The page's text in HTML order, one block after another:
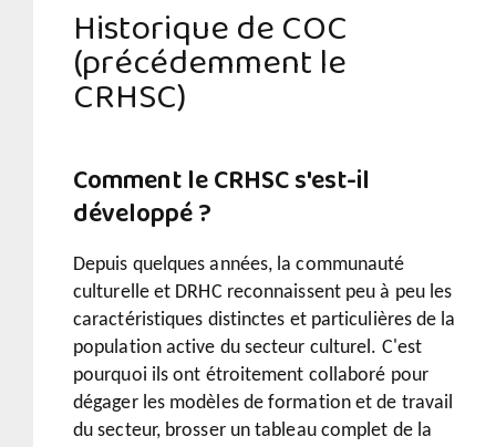
Historique de COC
(précédemment le
CRHSC)
Comment le CRHSC s'est-il
développé ?
Depuis quelques années, la communauté
culturelle et DRHC reconnaissent peu à peu les
caractéristiques distinctes et particulières de la
population active du secteur culturel. C'est
pourquoi ils ont étroitement collaboré pour
dégager les modèles de formation et de travail
du secteur, brosser un tableau complet de la